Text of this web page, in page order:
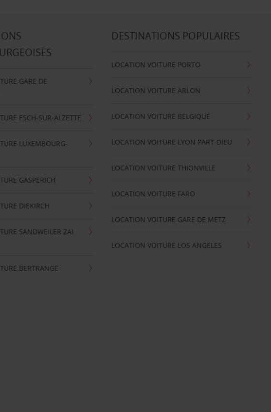
GARE DE
ESCH-SUR-ALZETTE
LUXEMBOURG-
GASPERICH
DIEKIRCH
SANDWEILER ZAI
BERTRANGE
DESTINATIONS POPULAIRES
LOCATION VOITURE PORTO
LOCATION VOITURE ARLON
LOCATION VOITURE BELGIQUE
LOCATION VOITURE LYON PART-DIEU
LOCATION VOITURE THIONVILLE
LOCATION VOITURE FARO
LOCATION VOITURE GARE DE METZ
LOCATION VOITURE LOS ANGELES